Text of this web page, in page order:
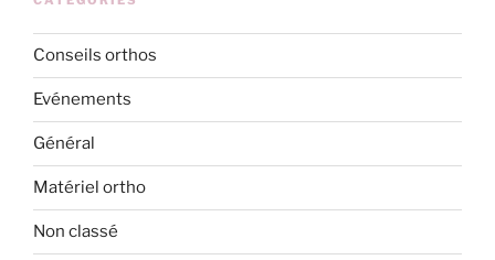
Conseils orthos
Evénements
Général
Matériel ortho
Non classé